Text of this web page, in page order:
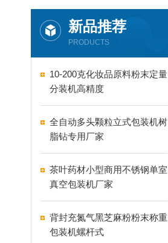
新品推荐
PRODUCTS
10-200克化妆品原料粉末定量
分装机高精度
全自动多头颗粒立式包装机树
脂钻专用厂家
茶叶药材小型商用不锈钢单室
真空包装机厂家
背封充氮气黑芝麻粉粉末称重
包装机螺杆式